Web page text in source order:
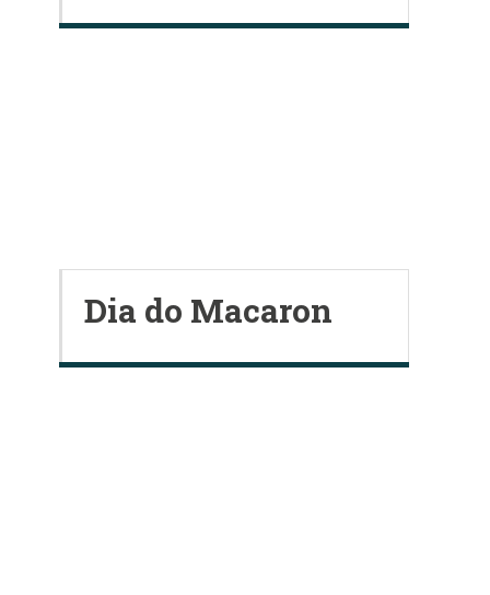
Dia do Macaron